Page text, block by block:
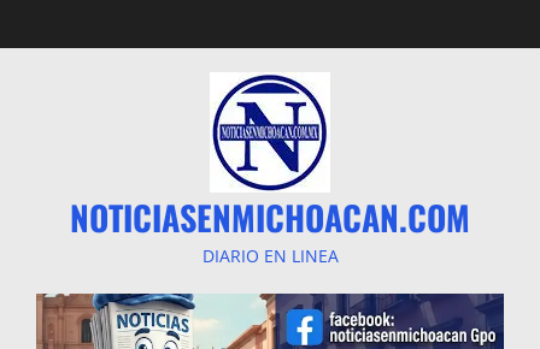
al
NOTICIASENMICHOACAN.COM
DIARIO EN LINEA